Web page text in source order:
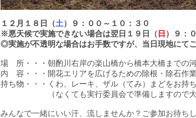
１２月１８日（土）９：００～１０：３０
※悪天候で実施できない場合は翌日１９日（ 日 ）９：
◎実施が不透明な場合はお手数ですが、当日現地にてご
場 所・・・朝酌川右岸の楽山橋から橋本大橋までの
内 容・・・開花エリアを広げるための除根・除石作
持ち物・・・くわ、レーキ、ザル（てみ）まどをお持
（なくても実行委員会で準備しますので大
みんなで一緒にいい汗、流しませんか？ご参加お待ち